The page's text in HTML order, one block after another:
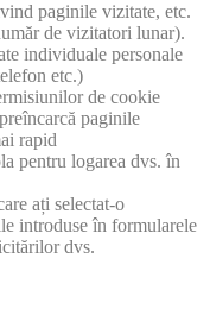
paginile vizitate, etc.
de vizitatori lunar).
individuale personale
etc.)
de cookie
paginile
rapid
pentru logarea dvs. în
ați selectat-o
introduse în formularele
dvs.